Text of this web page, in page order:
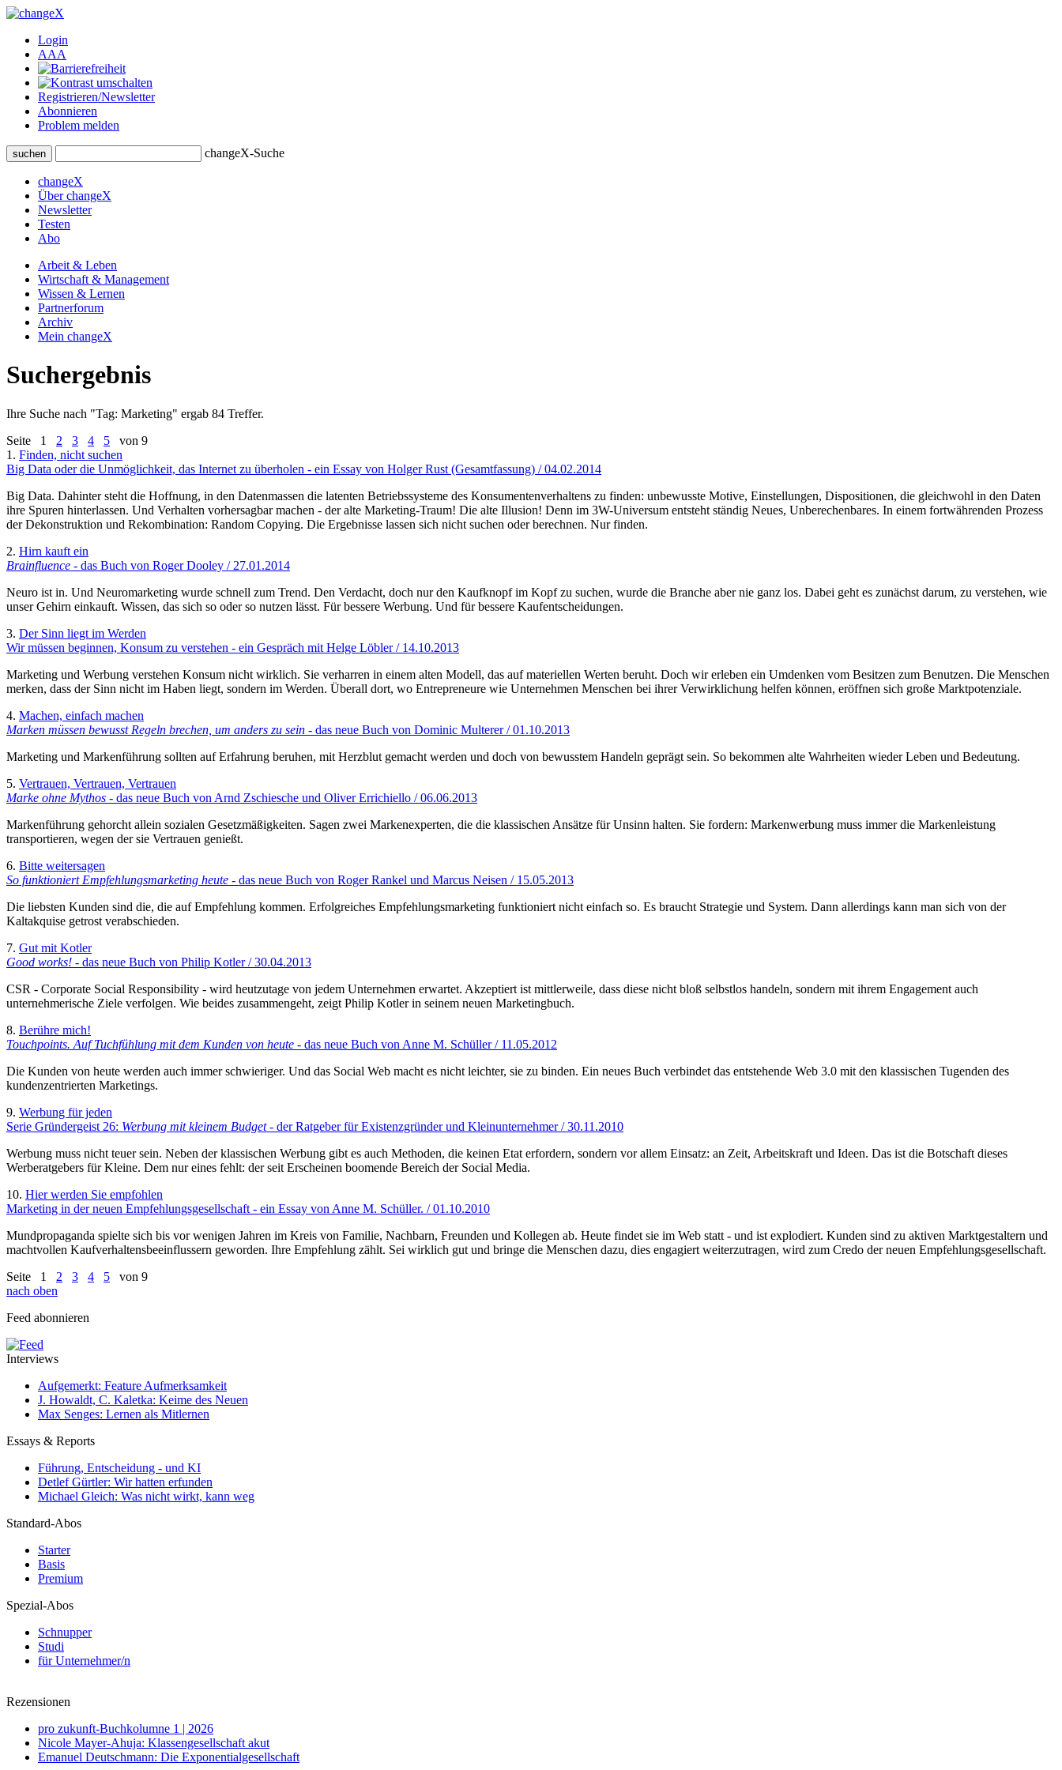
Login
AAA
Registrieren/Newsletter
Abonnieren
Problem melden
suchen changeX-Suche
changeX
Über changeX
Newsletter
Testen
Abo
Arbeit & Leben
Wirtschaft & Management
Wissen & Lernen
Partnerforum
Archiv
Mein changeX
Suchergebnis
Ihre Suche nach "Tag: Marketing" ergab 84 Treffer.
Seite 1 2 3 4 5 von 9
1. Finden, nicht suchen
Big Data oder die Unmöglichkeit, das Internet zu überholen - ein Essay von Holger Rust (Gesamtfassung) / 04.02.2014
Big Data. Dahinter steht die Hoffnung, in den Datenmassen die latenten Betriebssysteme des Konsumentenverhaltens zu finden: unbewusste Motive, Einstellungen, Dispositionen, die gleichwohl in den Daten
ihre Spuren hinterlassen. Und Verhalten vorhersagbar machen - der alte Marketing-Traum! Die alte Illusion! Denn im 3W-Universum entsteht ständig Neues, Unberechenbares. In einem fortwährenden Prozess
der Dekonstruktion und Rekombination: Random Copying. Die Ergebnisse lassen sich nicht suchen oder berechnen. Nur finden.
2. Hirn kauft ein
Brainfluence - das Buch von Roger Dooley / 27.01.2014
Neuro ist in. Und Neuromarketing wurde schnell zum Trend. Den Verdacht, doch nur den Kaufknopf im Kopf zu suchen, wurde die Branche aber nie ganz los. Dabei geht es zunächst darum, zu verstehen, wie
unser Gehirn einkauft. Wissen, das sich so oder so nutzen lässt. Für bessere Werbung. Und für bessere Kaufentscheidungen.
3. Der Sinn liegt im Werden
Wir müssen beginnen, Konsum zu verstehen - ein Gespräch mit Helge Löbler / 14.10.2013
Marketing und Werbung verstehen Konsum nicht wirklich. Sie verharren in einem alten Modell, das auf materiellen Werten beruht. Doch wir erleben ein Umdenken vom Besitzen zum Benutzen. Die Menschen
merken, dass der Sinn nicht im Haben liegt, sondern im Werden. Überall dort, wo Entrepreneure wie Unternehmen Menschen bei ihrer Verwirklichung helfen können, eröffnen sich große Marktpotenziale.
4. Machen, einfach machen
Marken müssen bewusst Regeln brechen, um anders zu sein - das neue Buch von Dominic Multerer / 01.10.2013
Marketing und Markenführung sollten auf Erfahrung beruhen, mit Herzblut gemacht werden und doch von bewusstem Handeln geprägt sein. So bekommen alte Wahrheiten wieder Leben und Bedeutung.
5. Vertrauen, Vertrauen, Vertrauen
Marke ohne Mythos - das neue Buch von Arnd Zschiesche und Oliver Errichiello / 06.06.2013
Markenführung gehorcht allein sozialen Gesetzmäßigkeiten. Sagen zwei Markenexperten, die die klassischen Ansätze für Unsinn halten. Sie fordern: Markenwerbung muss immer die Markenleistung
transportieren, wegen der sie Vertrauen genießt.
6. Bitte weitersagen
So funktioniert Empfehlungsmarketing heute - das neue Buch von Roger Rankel und Marcus Neisen / 15.05.2013
Die liebsten Kunden sind die, die auf Empfehlung kommen. Erfolgreiches Empfehlungsmarketing funktioniert nicht einfach so. Es braucht Strategie und System. Dann allerdings kann man sich von der
Kaltakquise getrost verabschieden.
7. Gut mit Kotler
Good works! - das neue Buch von Philip Kotler / 30.04.2013
CSR - Corporate Social Responsibility - wird heutzutage von jedem Unternehmen erwartet. Akzeptiert ist mittlerweile, dass diese nicht bloß selbstlos handeln, sondern mit ihrem Engagement auch
unternehmerische Ziele verfolgen. Wie beides zusammengeht, zeigt Philip Kotler in seinem neuen Marketingbuch.
8. Berühre mich!
Touchpoints. Auf Tuchfühlung mit dem Kunden von heute - das neue Buch von Anne M. Schüller / 11.05.2012
Die Kunden von heute werden auch immer schwieriger. Und das Social Web macht es nicht leichter, sie zu binden. Ein neues Buch verbindet das entstehende Web 3.0 mit den klassischen Tugenden des
kundenzentrierten Marketings.
9. Werbung für jeden
Serie Gründergeist 26: Werbung mit kleinem Budget- der Ratgeber für Existenzgründer und Kleinunternehmer / 30.11.2010
Werbung muss nicht teuer sein. Neben der klassischen Werbung gibt es auch Methoden, die keinen Etat erfordern, sondern vor allem Einsatz: an Zeit, Arbeitskraft und Ideen. Das ist die Botschaft dieses
Werberatgebers für Kleine. Dem nur eines fehlt: der seit Erscheinen boomende Bereich der Social Media.
10. Hier werden Sie empfohlen
Marketing in der neuen Empfehlungsgesellschaft - ein Essay von Anne M. Schüller. / 01.10.2010
Mundpropaganda spielte sich bis vor wenigen Jahren im Kreis von Familie, Nachbarn, Freunden und Kollegen ab. Heute findet sie im Web statt - und ist explodiert. Kunden sind zu aktiven Marktgestaltern und
machtvollen Kaufverhaltensbeeinflussern geworden. Ihre Empfehlung zählt. Sei wirklich gut und bringe die Menschen dazu, dies engagiert weiterzutragen, wird zum Credo der neuen Empfehlungsgesellschaft.
Seite 1 2 3 4 5 von 9
nach oben
Feed abonnieren
Interviews
Aufgemerkt: Feature Aufmerksamkeit
J. Howaldt, C. Kaletka: Keime des Neuen
Max Senges: Lernen als Mitlernen
Essays & Reports
Führung, Entscheidung - und KI
Detlef Gürtler: Wir hatten erfunden
Michael Gleich: Was nicht wirkt, kann weg
Standard-Abos
Starter
Basis
Premium
Spezial-Abos
Schnupper
Studi
für Unternehmer/n
Rezensionen
pro zukunft-Buchkolumne 1 | 2026
Nicole Mayer-Ahuja: Klassengesellschaft akut
Emanuel Deutschmann: Die Exponentialgesellschaft